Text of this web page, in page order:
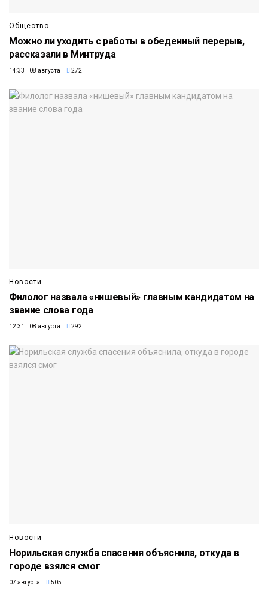
Общество
Можно ли уходить с работы в обеденный перерыв,
рассказали в Минтруда
14:33 08 августа 272
Новости
Филолог назвала «нишевый» главным кандидатом на
звание слова года
12:31 08 августа 292
Новости
Норильская служба спасения объяснила, откуда в
городе взялся смог
07 августа 505